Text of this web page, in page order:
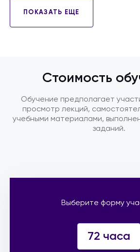
ПОКАЗАТЬ ЕЩЕ
Стоимость
Обучение предполагает
просмотр лекций,
учебными материалами,
заданий.
Выберите форму
72 часа